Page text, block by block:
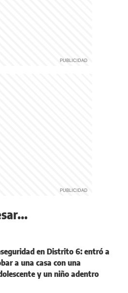
en Distrito 6: entró a
a una casa con una
y un niño adentro